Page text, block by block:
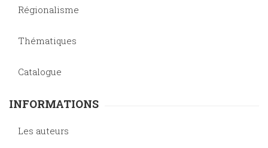
Régionalisme
Thématiques
Catalogue
INFORMATIONS
Les auteurs